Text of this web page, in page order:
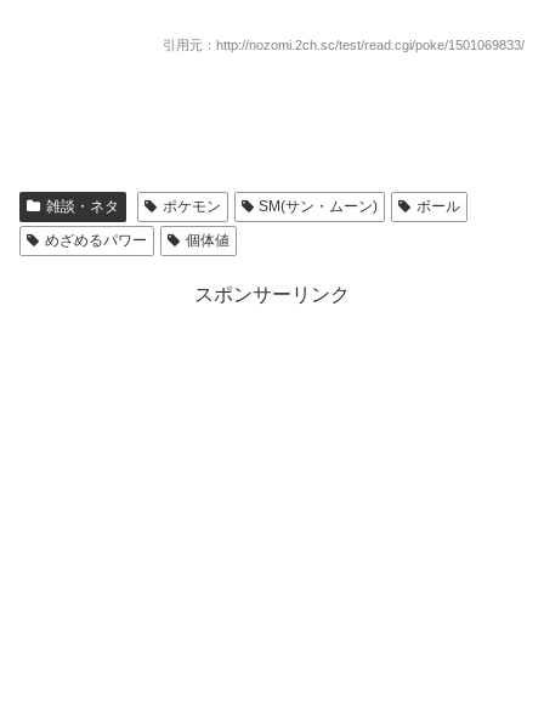
引用元：http://nozomi.2ch.sc/test/read.cgi/poke/1501069833/
雑談・ネタ ポケモン SM(サン・ムーン)
ボール
めざめるパワー
個体値
スポンサーリンク